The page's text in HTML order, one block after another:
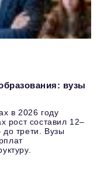
вузы
в 2026 году
рост составил 12–
трети. Вузы